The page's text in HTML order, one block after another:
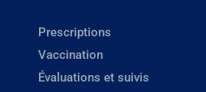
Prescriptions
Vaccination
Évaluations et suivis